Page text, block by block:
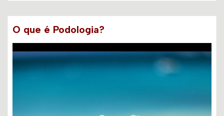
O que é Podologia?